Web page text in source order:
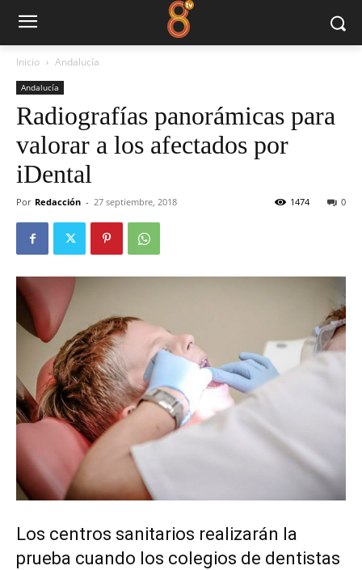
Inicio Andalucía
Andalucía
Radiografías panorámicas para
valorar a los afectados por
iDental
Por Redacción - 27 septiembre, 2018 0
1474
Los centros sanitarios realizarán la
prueba cuando los colegios de dentistas